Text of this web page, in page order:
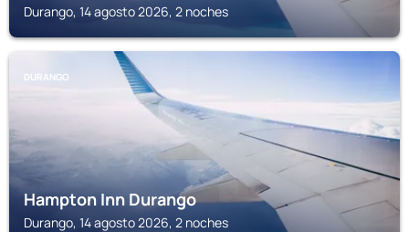
Durango, 14 agosto 2026, 2 noches
DURANGO
Hampton Inn Durango
Durango, 14 agosto 2026, 2 noches